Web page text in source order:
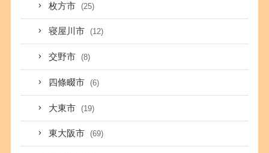
枚方市 (25)
寝屋川市 (12)
交野市 (8)
四條畷市 (6)
大東市 (19)
東大阪市 (69)